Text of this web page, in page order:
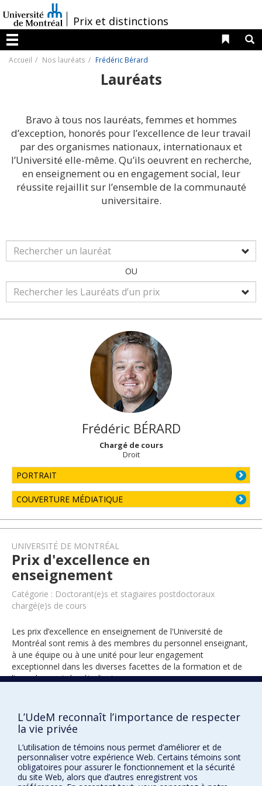
au
contenu
/Prix et distinctions
Menu
Liens
Accueil Nos lauréats Frédéric Bérard
Lauréats
Bravo à tous nos lauréats, femmes et hommes
d’exception, honorés pour l’excellence de leur travail
par des organismes nationaux, internationaux et
l’Université elle-même. Qu’ils oeuvrent en recherche,
en enseignement ou en engagement social, leur
réussite rejaillit sur l’ensemble de la communauté
universitaire.
OU
Frédéric BÉRARD
Chargé de cours
Droit
PORTRAIT
COUVERTURE MÉDIATIQUE
UNIVERSITÉ DE MONTRÉAL
Prix d'excellence en
enseignement
Catégorie : Doctorant(e)s et stagiaires postdoctoraux
chargé(e)s de cours
Les prix d’excellence en enseignement de l'Université de
Montréal sont remis à des membres du personnel enseignant,
à une équipe ou à une unité pour leur engagement
exceptionnel dans les diverses facettes de la formation et de
l’encadrement des étudiants.
2016
L’UdeM reconnaît l’importance de respecter
la vie privée
L’utilisation de témoins nous permet d’améliorer et de
personnaliser votre expérience Web. Certains témoins sont
obligatoires pour assurer le fonctionnement et la sécurité
du site Web, alors que d’autres enregistrent vos